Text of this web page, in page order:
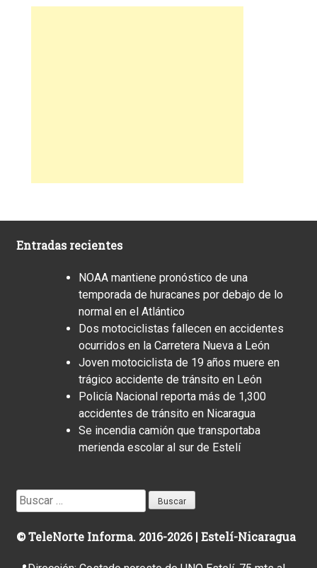
Entradas recientes
NOAA mantiene pronóstico de una
temporada de huracanes por debajo de lo
normal en el Atlántico
Dos motociclistas fallecen en accidentes
ocurridos en la Carretera Nueva a León
Joven motociclista de 19 años muere en
trágico accidente de tránsito en León
Policía Nacional reporta más de 1,300
accidentes de tránsito en Nicaragua
Se incendia camión que transportaba
merienda escolar al sur de Estelí
Buscar:
© TeleNorte Informa. 2016-2026 | Estelí-Nicaragua